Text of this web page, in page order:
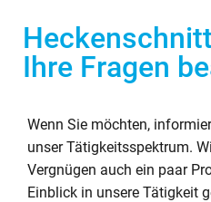
Ihre Fragen
Wenn Sie möchten,
unser Tätigkeitsspektrum.
Vergnügen auch ein paar
Einblick in unsere Tätigkeit